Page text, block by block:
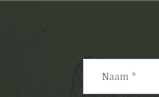
Naam *